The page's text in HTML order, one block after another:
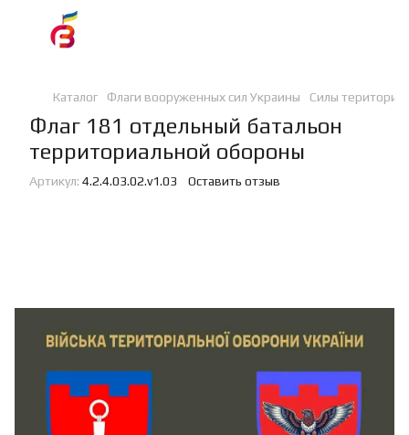
Каталог Флаги вооруженных сил Украины Силы
Флаг 181 отдельный батальон
территориальной обороны
Артикул: 4.2.4.03.02.v1.03 Оставить отзыв